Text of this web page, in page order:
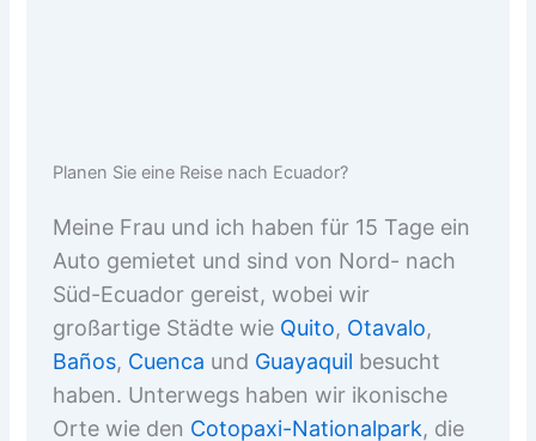
Planen Sie eine Reise nach Ecuador?
Meine Frau und ich haben für 15 Tage ein
Auto gemietet und sind von Nord- nach
Süd-Ecuador gereist, wobei wir
großartige Städte wie Quito, Otavalo,
Baños, Cuenca und Guayaquil besucht
haben. Unterwegs haben wir ikonische
Orte wie den Cotopaxi-Nationalpark, die